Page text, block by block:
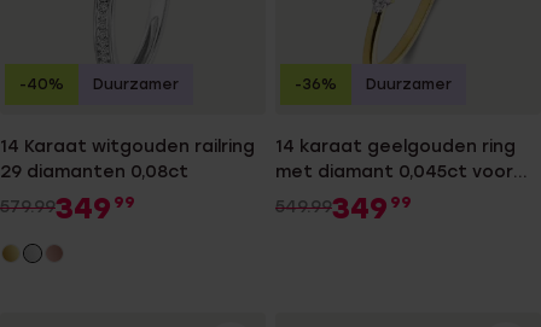
14 Karaat witgouden railring
29 diamanten 0,08ct
579.99349 99
-40% Duurzamer
14 karaat geelgouden ring
met diamant 0,045ct voor
dames
549.99349 99
-36% Duurzamer